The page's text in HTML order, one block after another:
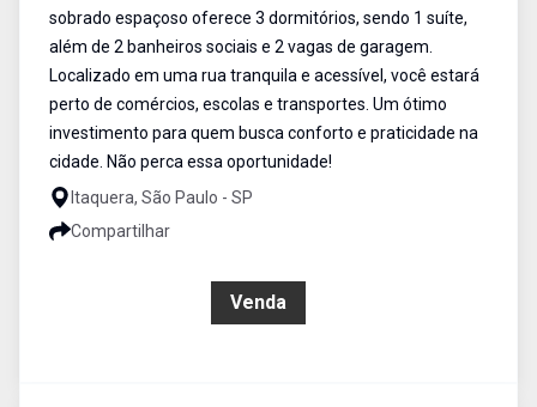
sobrado espaçoso oferece 3 dormitórios, sendo 1 suíte,
além de 2 banheiros sociais e 2 vagas de garagem.
Localizado em uma rua tranquila e acessível, você estará
perto de comércios, escolas e transportes. Um ótimo
investimento para quem busca conforto e praticidade na
cidade. Não perca essa oportunidade!
Itaquera, São Paulo - SP
Compartilhar
Venda